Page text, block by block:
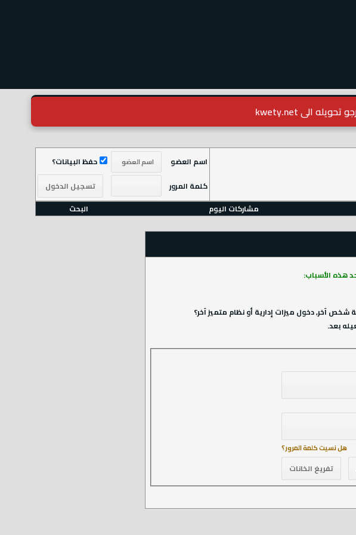
اسم العضو
حفظ البيانات؟
كلمة المرور
مشاركات اليوم البحث
هذه الأسباب:
آخر, دخول ميزات إدارية أو نظام متميز آخر؟
بعد.
هل نسيت كلمة المرور؟